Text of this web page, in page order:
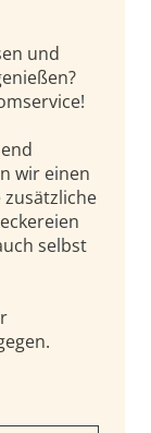
und
wir einen
zusätzliche
selbst